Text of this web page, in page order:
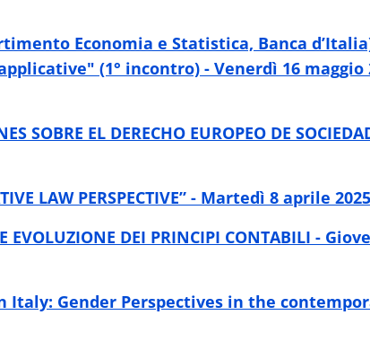
Economia e Statistica, Banca
(1° incontro) - Venerdì 16 maggio
SOBRE EL DERECHO EUROPEO DE
LAW PERSPECTIVE” - Martedì 8 aprile
EVOLUZIONE DEI PRINCIPI CONTABILI -
Gender Perspectives in the